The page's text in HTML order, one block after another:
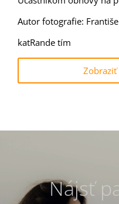
Autor fotografie:
katRande tím
Nájsť